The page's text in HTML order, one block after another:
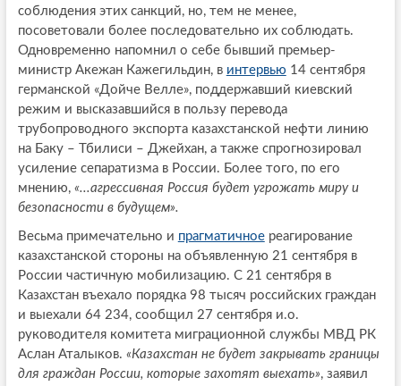
соблюдения этих санкций, но, тем не менее,
посоветовали более последовательно их соблюдать.
Одновременно напомнил о себе бывший премьер-
министр Акежан Кажегильдин, в интервью 14 сентября
германской «Дойче Велле», поддержавший киевский
режим и высказавшийся в пользу перевода
трубопроводного экспорта казахстанской нефти линию
на Баку – Тбилиси – Джейхан, а также спрогнозировал
усиление сепаратизма в России. Более того, по его
мнению, «...агрессивная Россия будет угрожать миру и
безопасности в будущем».
Весьма примечательно и прагматичноереагирование
казахстанской стороны на объявленную 21 сентября в
России частичную мобилизацию. С 21 сентября в
Казахстан въехало порядка 98 тысяч российских граждан
и выехали 64 234, сообщил 27 сентября и.о.
руководителя комитета миграционной службы МВД РК
Аслан Аталыков. «Казахстан не будет закрывать границы
для граждан России, которые захотят выехать», заявил